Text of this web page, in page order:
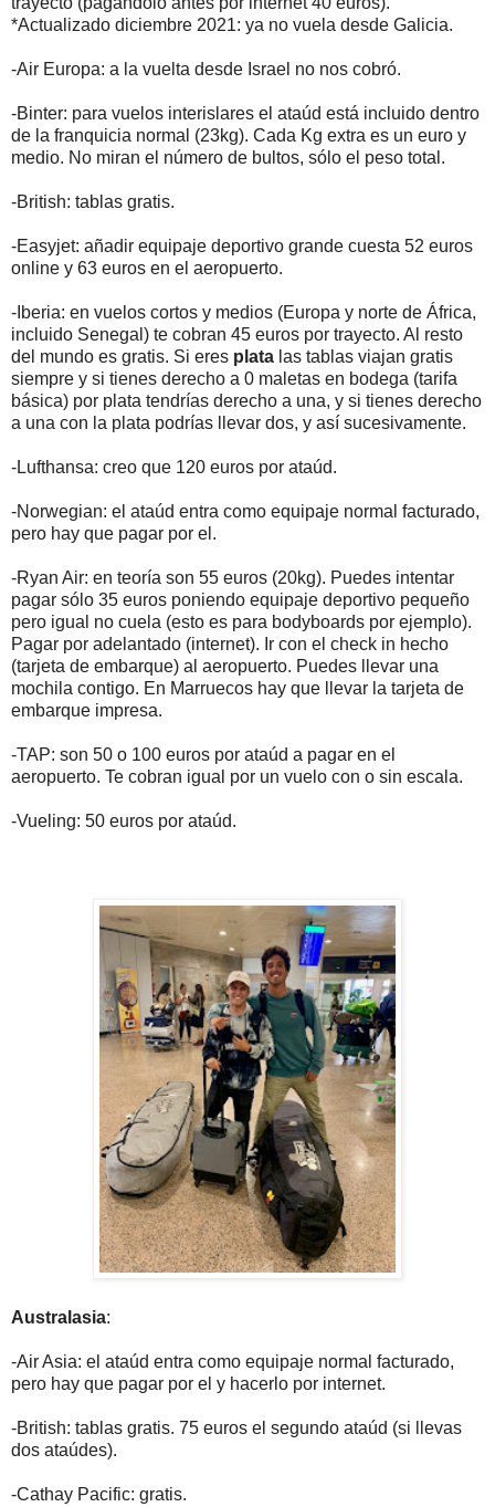
*Actualizado diciembre 2021: ya no vuela desde Galicia.
-Air Europa: a la vuelta desde Israel no nos cobró.
-Binter: para vuelos interislares el ataúd está incluido dentro
de la franquicia normal (23kg). Cada Kg extra es un euro y
medio. No miran el número de bultos, sólo el peso total.
-British: tablas gratis.
-Easyjet: añadir equipaje deportivo grande cuesta 52 euros
online y 63 euros en el aeropuerto.
-Iberia: en vuelos cortos y medios (Europa y norte de África,
incluido Senegal) te cobran 45 euros por trayecto. Al resto
del mundo es gratis. Si eres plata las tablas viajan gratis
siempre y si tienes derecho a 0 maletas en bodega (tarifa
básica) por plata tendrías derecho a una, y si tienes derecho
a una con la plata podrías llevar dos, y así sucesivamente.
-Lufthansa: creo que 120 euros por ataúd.
-Norwegian: el ataúd entra como equipaje normal facturado,
pero hay que pagar por el.
-Ryan Air: en teoría son 55 euros (20kg). Puedes intentar
pagar sólo 35 euros poniendo equipaje deportivo pequeño
pero igual no cuela (esto es para bodyboards por ejemplo).
Pagar por adelantado (internet). Ir con el check in hecho
(tarjeta de embarque) al aeropuerto. Puedes llevar una
mochila contigo. En Marruecos hay que llevar la tarjeta de
embarque impresa.
-TAP: son 50 o 100 euros por ataúd a pagar en el
aeropuerto. Te cobran igual por un vuelo con o sin escala.
-Vueling: 50 euros por ataúd.
Australasia:
-Air Asia: el ataúd entra como equipaje normal facturado,
pero hay que pagar por el y hacerlo por internet.
-British: tablas gratis. 75 euros el segundo ataúd (si llevas
dos ataúdes).
-Cathay Pacific: gratis.